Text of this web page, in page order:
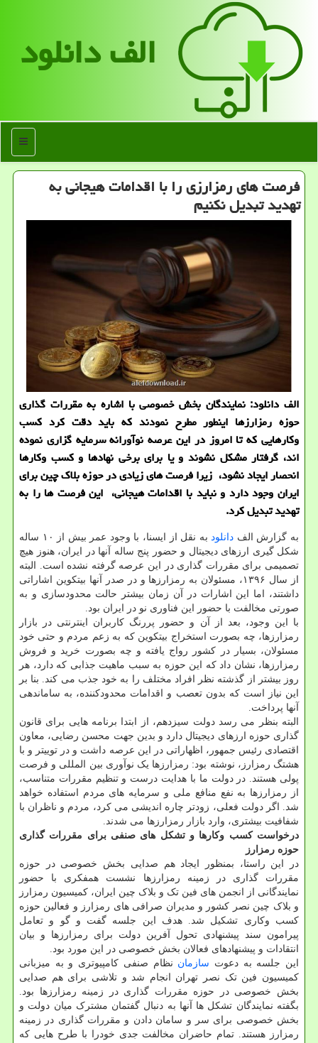
الف دانلود
منو
فرصت های رمزارزی را با اقدامات هیجانی به
تهدید تبدیل نکنیم
الف دانلود: نمایندگان بخش خصوصی با اشاره به مقررات گذاری
حوزه رمزارزها اینطور مطرح نمودند که باید دقت کرد کسب
وکارهایی که تا امروز در این عرصه نوآورانه سرمایه گزاری نموده
اند، گرفتار مشکل نشوند و یا برای برخی نهادها و کسب وکارها
انحصار ایجاد نشود، زیرا فرصت های زیادی در حوزه بلاک چین برای
ایران وجود دارد و نباید با اقدامات هیجانی، این فرصت ها را به
تهدید تبدیل کرد.
به گزارش الف دانلود
به نقل از ایسنا، با وجود عمر بیش از ۱۰ ساله
شکل گیری ارزهای دیجیتال و حضور پنج ساله آنها در ایران، هنوز هیچ
تصمیمی برای مقررات گذاری در این عرصه گرفته نشده است. البته
از سال ۱۳۹۶، مسئولان به رمزارزها و در صدر آنها بیتکوین اشاراتی
داشتند، اما این اشارات در آن زمان بیشتر حالت محدودسازی و به
صورتی مخالفت با حضور این فناوری نو در ایران بود.
با این وجود، بعد از آن و حضور پررنگ کاربران اینترنتی در بازار
رمزارزها، چه بصورت استخراج بیتکوین که به زعم مردم و حتی خود
مسئولان، بسیار در کشور رواج یافته و چه بصورت خرید و فروش
رمزارزها، نشان داد که این حوزه به سبب ماهیت جذابی که دارد، هر
روز بیشتر از گذشته نظر افراد مختلف را به خود جذب می کند. بنا بر
این نیاز است که بدون تعصب و اقدامات محدودکننده، به ساماندهی
آنها پرداخت.
البته بنظر می رسد دولت سیزدهم، از ابتدا برنامه هایی برای قانون
گذاری حوزه ارزهای دیجیتال دارد و بدین جهت محسن رضایی، معاون
اقتصادی رئیس جمهور، اظهاراتی در این عرصه داشت و در توییتر و با
هشتگ رمزارز، نوشته بود: رمزارزها یک نوآوری بین المللی و فرصت
پولی هستند. در دولت ما با هدایت درست و تنظیم مقررات متناسب،
از ‫رمزارزها به نفع منافع ملی و سرمایه های مردم استفاده خواهد
شد. اگر دولت فعلی، زودتر چاره اندیشی می کرد، مردم و ناظران با
شفافیت بیشتری، وارد بازار رمزارزها می شدند.
درخواست کسب وکارها و تشکل های صنفی برای مقررات گذاری
حوزه رمزارز
در این راستا، بمنظور ایجاد هم صدایی بخش خصوصی در حوزه
مقررات گذاری در زمینه رمزارزها نشست همفکری با حضور
نمایندگانی از انجمن های فین تک و بلاک چین ایران، کمیسیون رمزارز
و بلاک چین نصر کشور و مدیران صرافی های رمزارز و فعالین حوزه
کسب وکاری تشکیل شد. هدف این جلسه گفت و گو و تعامل
پیرامون سند پیشنهادی تحول آفرین دولت برای رمزارزها و بیان
انتقادات و پیشنهادهای فعالان بخش خصوصی در این مورد بود.
این جلسه به دعوت سازمان نظام صنفی کامپیوتری و به میزبانی
کمیسیون فین تک نصر تهران انجام شد و تلاشی برای هم صدایی
بخش خصوصی در حوزه مقررات گذاری در زمینه رمزارزها بود.
بگفته نمایندگان تشکل ها آنها به دنبال گفتمان مشترک میان دولت و
بخش خصوصی برای سر و سامان دادن و مقررات گذاری در زمینه
رمزارز هستند. تمام حاضران مخالفت جدی خودرا با طرح هایی که